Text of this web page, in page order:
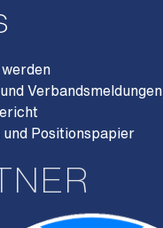
Verbandsmeldungen
und Positionspapier